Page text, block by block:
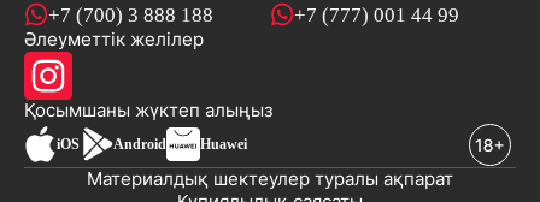
+7 (700) 3 888 188 +7 (777) 001 44 99
Әлеуметтік желілер
Қосымшаны жүктеп алыңыз
iOS Android Huawei
Материалдық шектеулер туралы ақпарат